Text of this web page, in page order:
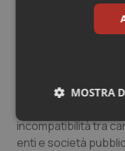
episodi e prassi
incompatibilità tra
enti e società
MOSTRA
Necessari